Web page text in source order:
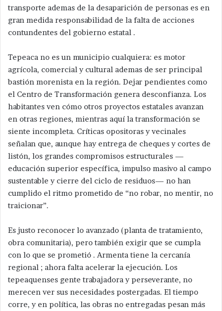
transporte ademas de la desaparición de personas es en
gran medida responsabilidad de la falta de acciones
contundentes del gobierno estatal .
Tepeaca no es un municipio cualquiera: es motor
agrícola, comercial y cultural ademas de ser principal
bastión morenista en la región. Dejar pendientes como
el Centro de Transformación genera desconfianza. Los
habitantes ven cómo otros proyectos estatales avanzan
en otras regiones, mientras aquí la transformación se
siente incompleta. Críticas opositoras y vecinales
señalan que, aunque hay entrega de cheques y cortes de
listón, los grandes compromisos estructurales —
educación superior específica, impulso masivo al campo
sustentable y cierre del ciclo de residuos— no han
cumplido el ritmo prometido de “no robar, no mentir, no
traicionar”.
Es justo reconocer lo avanzado (planta de tratamiento,
obra comunitaria), pero también exigir que se cumpla
con lo que se prometió . Armenta tiene la cercanía
regional ; ahora falta acelerar la ejecución. Los
tepeaquenses gente trabajadora y perseverante, no
merecen ver sus necesidades postergadas. El tiempo
corre, y en política, las obras no entregadas pesan más